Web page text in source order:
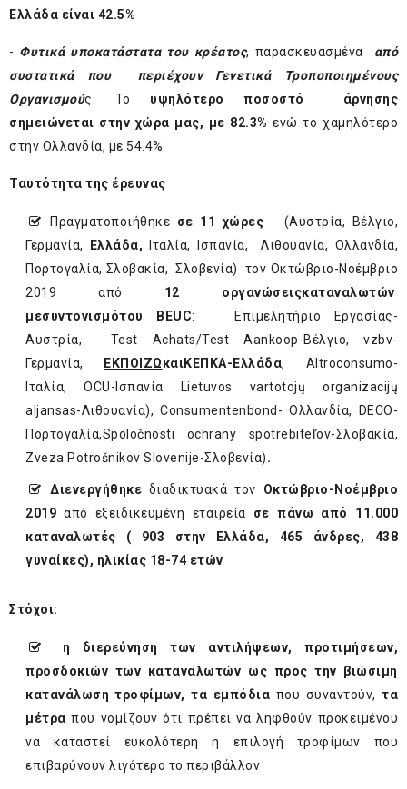
Ελλάδα είναι 42.5%
- Φυτικά υποκατάστατα του κρέατος, παρασκευασμένα
από
συστατικά που περιέχουν Γενετικά Τροποποιημένους
Οργανισμούς. Το υψηλότερο ποσοστό άρνησης
σημειώνεται στην χώρα μας, με 82.3%ενώ το χαμηλότερο
στην Ολλανδία, με 54.4%
Ταυτότητα της έρευνας
Πραγματοποιήθηκε σε 11χώρες (Αυστρία, Βέλγιο,
Γερμανία,
Ελλάδα, Ιταλία, Ισπανία, Λιθουανία, Ολλανδία,
Πορτογαλία, Σλοβακία, Σλοβενία) τον Οκτώβριο-Νοέμβριο
2019 από 12 οργανώσειςκαταναλωτών
μεσυντονισμότου BEUC: Επιμελητήριο Εργασίας-
Αυστρία, Test Achats/Test Aankoop-Βέλγιο, vzbv-
Γερμανία,
ΕΚΠΟΙΖΩκαιΚΕΠΚΑ- Ελλάδα, Altroconsumo-
Ιταλία, OCU-Ισπανία Lietuvos vartotojų organizacijų
aljansas-Λιθουανία), Consumentenbond- Ολλανδία, DECO-
Πορτογαλία,Spoločnosti ochrany spotrebiteľov-Σλοβακία,
Zveza Potrošnikov Slovenije-Σλοβενία).
Διενεργήθηκε διαδικτυακά τον Οκτώβριο-Νοέμβριο
2019από εξειδικευμένη εταιρεία σε πάνω από 11.000
καταναλωτές ( 903 στην Ελλάδα, 465 άνδρες, 438
γυναίκες), ηλικίας 18-74 ετών
Στόχοι:
η διερεύνηση των αντιλήψεων, προτιμήσεων,
προσδοκιών των καταναλωτών ως προς την βιώσιμη
κατανάλωση τροφίμων, τα εμπόδια που συναντούν, τα
μέτρα που νομίζουν ότι πρέπει να ληφθούν προκειμένου
να καταστεί ευκολότερη η επιλογή τροφίμων που
επιβαρύνουν λιγότερο το περιβάλλον